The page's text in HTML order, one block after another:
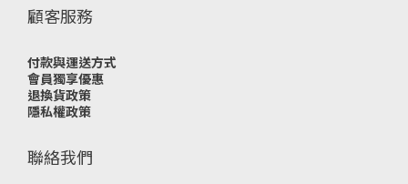
顧客服務
付款與運送方式
會員獨享優惠
退換貨政策
隱私權政策
聯絡我們